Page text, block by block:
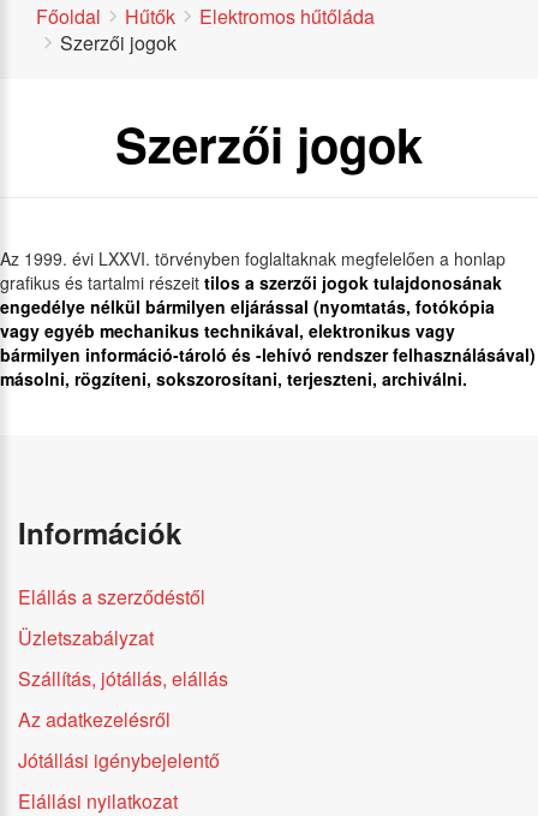
Főoldal Hűtők
Elektromos hűtőláda
Szerzői jogok
Szerzői jogok
Az 1999. évi LXXVI. törvényben foglaltaknak megfelelően a honlap
grafikus és tartalmi részeit tilos a szerzői jogok tulajdonosának
engedélye nélkül bármilyen eljárással (nyomtatás, fotókópia
vagy egyéb mechanikus technikával, elektronikus vagy
bármilyen információ-tároló és -lehívó rendszer felhasználásával)
másolni, rögzíteni, sokszorosítani, terjeszteni, archiválni.
Információk
Elállás a szerződéstől
Üzletszabályzat
Szállítás, jótállás, elállás
Az adatkezelésről
Jótállási igénybejelentő
Elállási nyilatkozat